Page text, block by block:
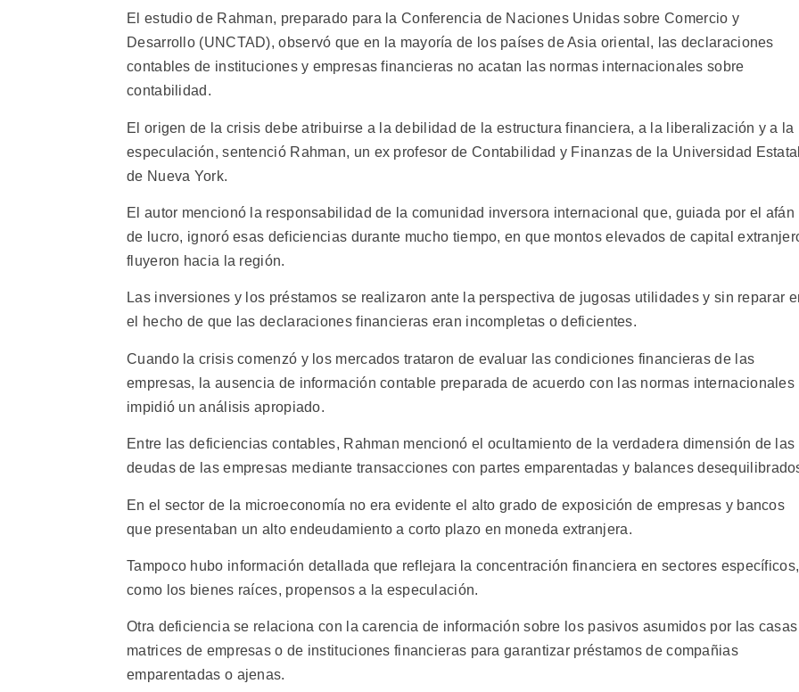
El estudio de Rahman, preparado para la Conferencia de Naciones Unidas sobre Comercio y
Desarrollo (UNCTAD), observó que en la mayoría de los países de Asia oriental, las declaraciones
contables de instituciones y empresas financieras no acatan las normas internacionales sobre
contabilidad.
El origen de la crisis debe atribuirse a la debilidad de la estructura financiera, a la liberalización y a la
especulación, sentenció Rahman, un ex profesor de Contabilidad y Finanzas de la Universidad
de Nueva York.
El autor mencionó la responsabilidad de la comunidad inversora internacional que, guiada por el afán
de lucro, ignoró esas deficiencias durante mucho tiempo, en que montos elevados de capital
fluyeron hacia la región.
Las inversiones y los préstamos se realizaron ante la perspectiva de jugosas utilidades y sin reparar
el hecho de que las declaraciones financieras eran incompletas o deficientes.
Cuando la crisis comenzó y los mercados trataron de evaluar las condiciones financieras de las
empresas, la ausencia de información contable preparada de acuerdo con las normas internacionales
impidió un análisis apropiado.
Entre las deficiencias contables, Rahman mencionó el ocultamiento de la verdadera dimensión de las
deudas de las empresas mediante transacciones con partes emparentadas y balances
En el sector de la microeconomía no era evidente el alto grado de exposición de empresas y bancos
que presentaban un alto endeudamiento a corto plazo en moneda extranjera.
Tampoco hubo información detallada que reflejara la concentración financiera en sectores específicos,
como los bienes raíces, propensos a la especulación.
Otra deficiencia se relaciona con la carencia de información sobre los pasivos asumidos por las casas
matrices de empresas o de instituciones financieras para garantizar préstamos de compañias
emparentadas o ajenas.